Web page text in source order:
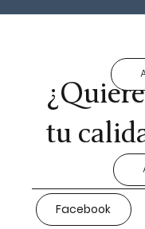
tu
Facebook